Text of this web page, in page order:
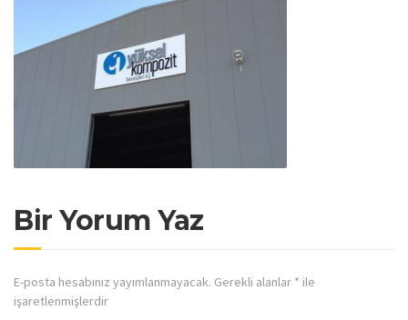
Bir Yorum Yaz
E-posta hesabınız yayımlanmayacak. Gerekli alanlar * ile
işaretlenmişlerdir